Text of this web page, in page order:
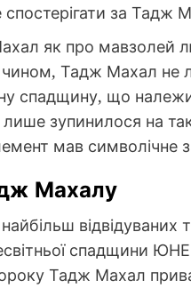
за Тадж
як про мавзолей
чином, Тадж Махал не
спадщину, що
зупинилося на
мав символічне
Махалу
відвідуваних
спадщини
Тадж Махал